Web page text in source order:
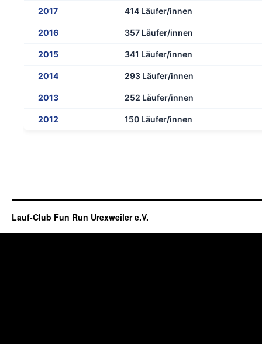
2017 414 Läufer/innen
2016 357 Läufer/innen
2015 341 Läufer/innen
2014 293 Läufer/innen
2013 252 Läufer/innen
2012 150 Läufer/innen
Lauf-Club Fun Run Urexweiler e.V.